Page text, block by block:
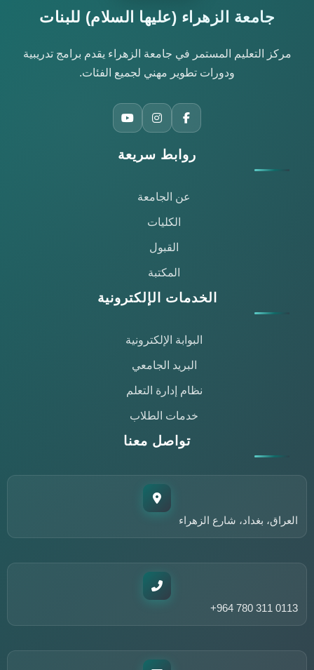
جامعة الزهراء (عليها السلام) للبنات
مركز التعليم المستمر في جامعة الزهراء يقدم برامج تدريبية
ودورات تطوير مهني لجميع الفئات.
روابط سريعة
عن الجامعة
الكليات
القبول
المكتبة
الخدمات الإلكترونية
البوابة الإلكترونية
البريد الجامعي
نظام إدارة التعلم
خدمات الطلاب
تواصل معنا
العراق، بغداد، شارع الزهراء
+964 780 311 0113
مساعد مركز التعليم المستمر
متاح الآن للمساعدة
أهلاً وسهلاً!
مساعدتك؟
ورش العمل